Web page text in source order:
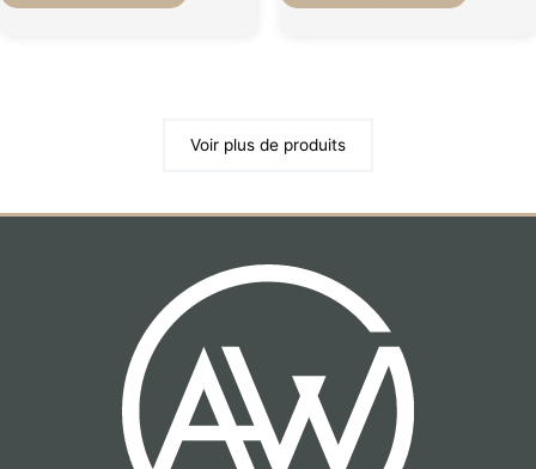
Voir plus de produits